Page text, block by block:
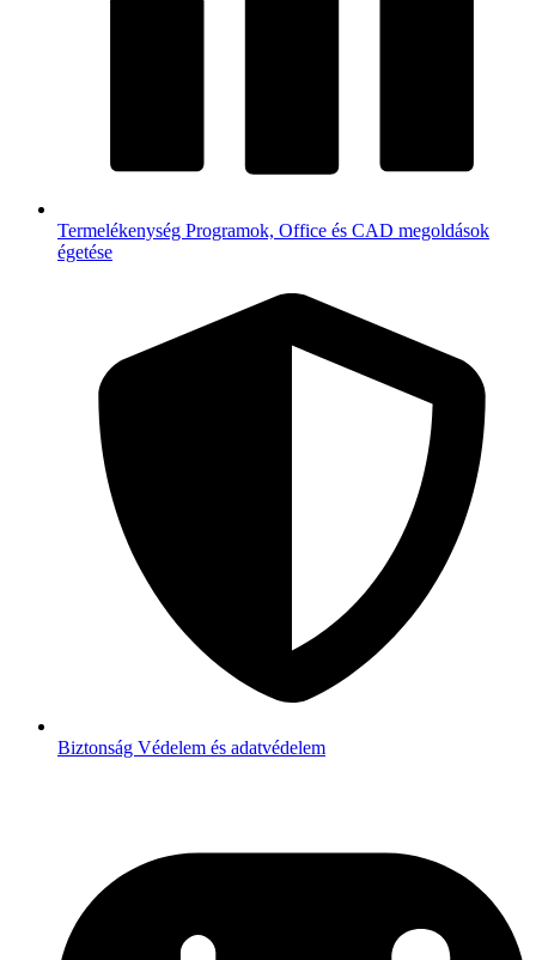
Termelékenység Programok, Office és CAD megoldások
égetése
Biztonság Védelem és adatvédelem